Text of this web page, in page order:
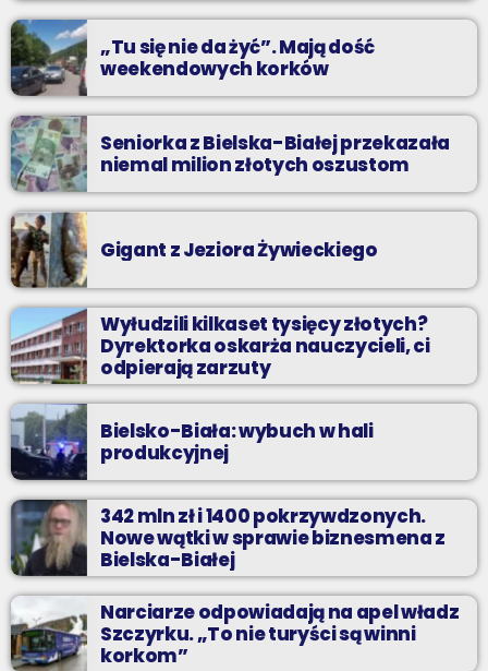
praca”
„Tu się nie da żyć”. Mają dość
weekendowych korków
Seniorka z Bielska-Białej przekazała
niemal milion złotych oszustom
Gigant z Jeziora Żywieckiego
Wyłudzili kilkaset tysięcy złotych?
Dyrektorka oskarża nauczycieli, ci
odpierają zarzuty
Bielsko-Biała: wybuch w hali
produkcyjnej
342 mln zł i 1400 pokrzywdzonych.
Nowe wątki w sprawie biznesmena z
Bielska-Białej
Narciarze odpowiadają na apel władz
Szczyrku. „To nie turyści są winni
korkom”